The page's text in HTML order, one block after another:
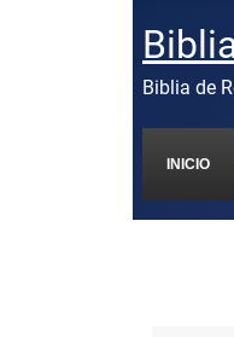
Biblia de
INICIO